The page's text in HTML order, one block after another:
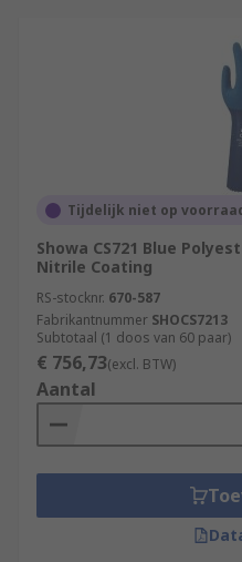
Tijdelijk niet op
Showa CS721 Blue
Nitrile Coating
RS-stocknr. 670-587
Fabrikantnummer SHOCS7213
Subtotaal (1 doos van 60 paar)
€ 756,73(excl. BTW)
Aantal